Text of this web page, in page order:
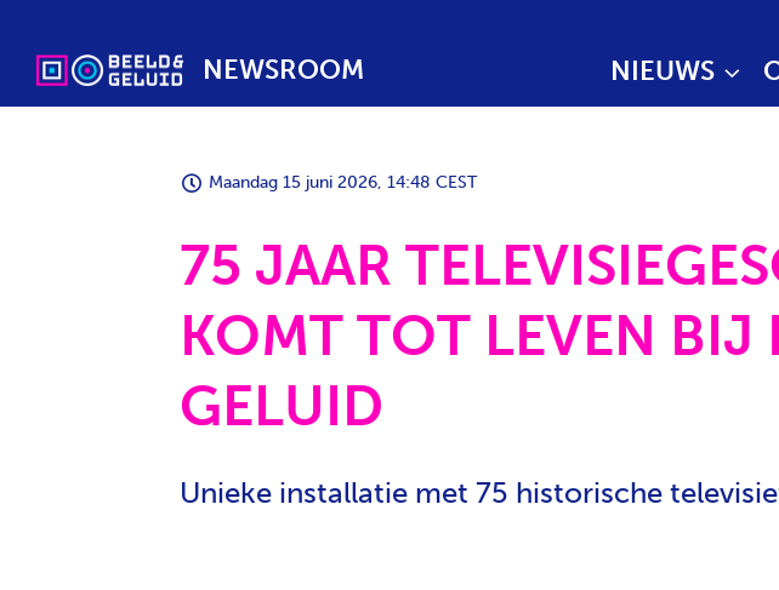
NEWSROOM NIEUWS
Maandag 15 juni 2026, 14:48 CEST
75 JAAR
KOMT TOT LEVEN BIJ
GELUID
Unieke installatie met 75 historische